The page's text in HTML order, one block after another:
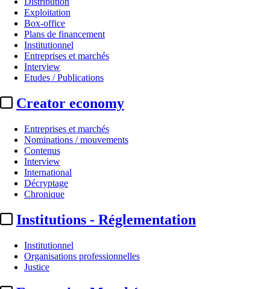
Exploitation
Box-office
Plans de financement
Institutionnel
Entreprises et marchés
Interview
Etudes / Publications
Creator economy
Entreprises et marchés
Nominations / mouvements
Contenus
Interview
International
Décryptage
Chronique
Institutions - Réglementation
Institutionnel
Organisations professionnelles
Justice